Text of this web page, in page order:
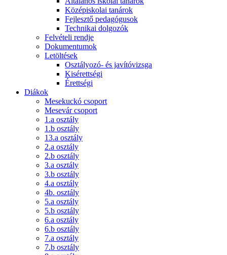
Középiskolai tanárok
Fejlesztő pedagógusok
Technikai dolgozók
Felvételi rendje
Dokumentumok
Letöltések
Osztályozó- és javítóvizsga
Kisérettségi
Érettségi
Diákok
Mesekuckó csoport
Mesevár csoport
1.a osztály
1.b osztály
13.a osztály
2.a osztály
2.b osztály
3.a osztály
3.b osztály
4.a osztály
4b. osztály
5.a osztály
5.b osztály
6.a osztály
6.b osztály
7.a osztály
7.b osztály